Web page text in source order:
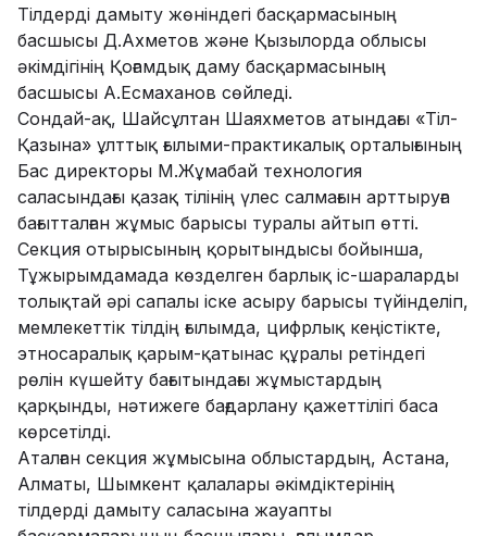
Тілдерді дамыту жөніндегі басқармасының
басшысы Д.Ахметов және Қызылорда облысы
әкімдігінің Қоғамдық даму басқармасының
басшысы А.Есмаханов сөйледі.
Сондай-ақ, Шайсұлтан Шаяхметов атындағы «Тіл-
Қазына» ұлттық ғылыми-практикалық орталығының
Бас директоры М.Жұмабай технология
саласындағы қазақ тілінің үлес салмағын арттыруға
бағытталған жұмыс барысы туралы айтып өтті.
Секция отырысының қорытындысы бойынша,
Тұжырымдамада көзделген барлық іс-шараларды
толықтай әрі сапалы іске асыру барысы түйінделіп,
мемлекеттік тілдің ғылымда, цифрлық кеңістікте,
этносаралық қарым-қатынас құралы ретіндегі
рөлін күшейту бағытындағы жұмыстардың
қарқынды, нәтижеге бағдарлану қажеттілігі баса
көрсетілді.
Аталған секция жұмысына облыстардың, Астана,
Алматы, Шымкент қалалары әкімдіктерінің
тілдерді дамыту саласына жауапты